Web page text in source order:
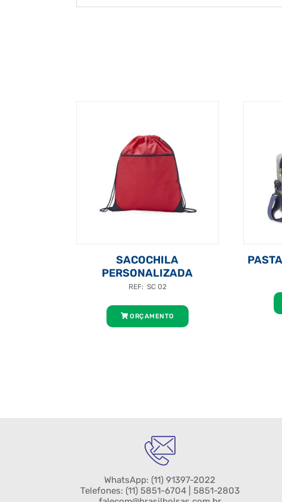
SACOCHILA
PERSONALIZADA
REF: SC 02
ORÇAMENTO
WhatsApp: (11) 91397-2022
Telefones: (11) 5851-6704| 5851-2803